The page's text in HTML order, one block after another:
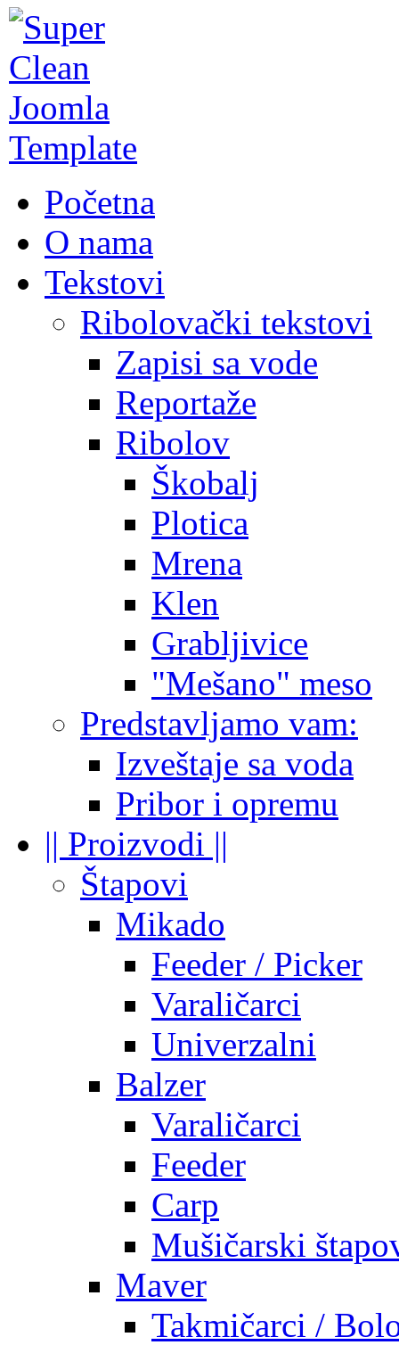
Početna
O nama
Tekstovi
Ribolovački tekstovi
Zapisi sa vode
Reportaže
Ribolov
Škobalj
Plotica
Mrena
Klen
Grabljivice
"Mešano" meso
Predstavljamo vam:
Izveštaje sa voda
Pribor i opremu
|| Proizvodi ||
Štapovi
Mikado
Feeder / Picker
Varaličarci
Univerzalni
Balzer
Varaličarci
Feeder
Carp
Mušičarski
Maver
Takmičarci /